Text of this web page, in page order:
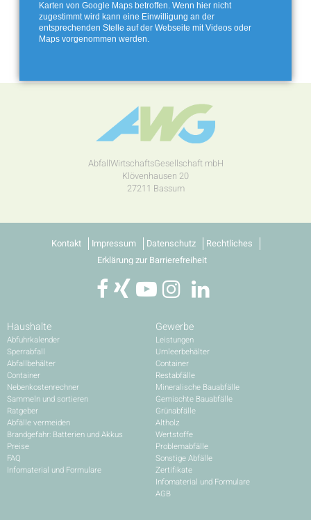
AbfallWirtschaftsGesellschaft mbH
Klövenhausen 20
27211 Bassum
Kontakt Impressum Datenschutz
Rechtliches
Erklärung zur Barrierefreiheit
Haushalte
Abfuhrkalender
Sperrabfall
Abfallbehälter
Container
Nebenkostenrechner
Sammeln und sortieren
Ratgeber
Abfälle vermeiden
Brandgefahr: Batterien und Akkus
Preise
FAQ
Infomaterial und Formulare
Gewerbe
Leistungen
Umleerbehälter
Container
Restabfälle
Mineralische Bauabfälle
Gemischte Bauabfälle
Grünabfälle
Altholz
Wertstoffe
Problemabfälle
Sonstige Abfälle
Zertifikate
Infomaterial und Formulare
AGB
Karten von Google Maps betroffen. Wenn hier nicht
zugestimmt wird kann eine Einwilligung an der
entsprechenden Stelle auf der Webseite mit Videos oder
Maps vorgenommen werden.